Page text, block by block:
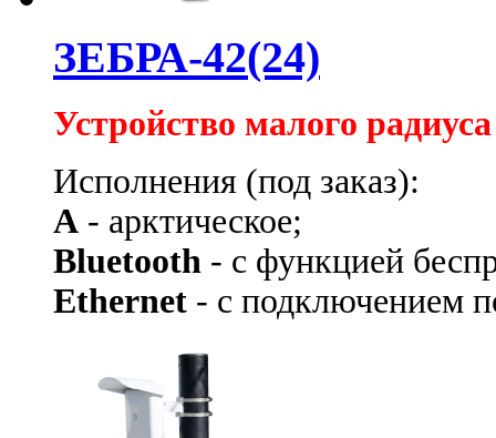
ЗЕБРА-42(24)
Устройство малого
Исполнения (под заказ):
А - арктическое;
Bluetooth - с функцией
Ethernet - с подключением